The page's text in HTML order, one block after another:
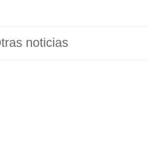
noticias